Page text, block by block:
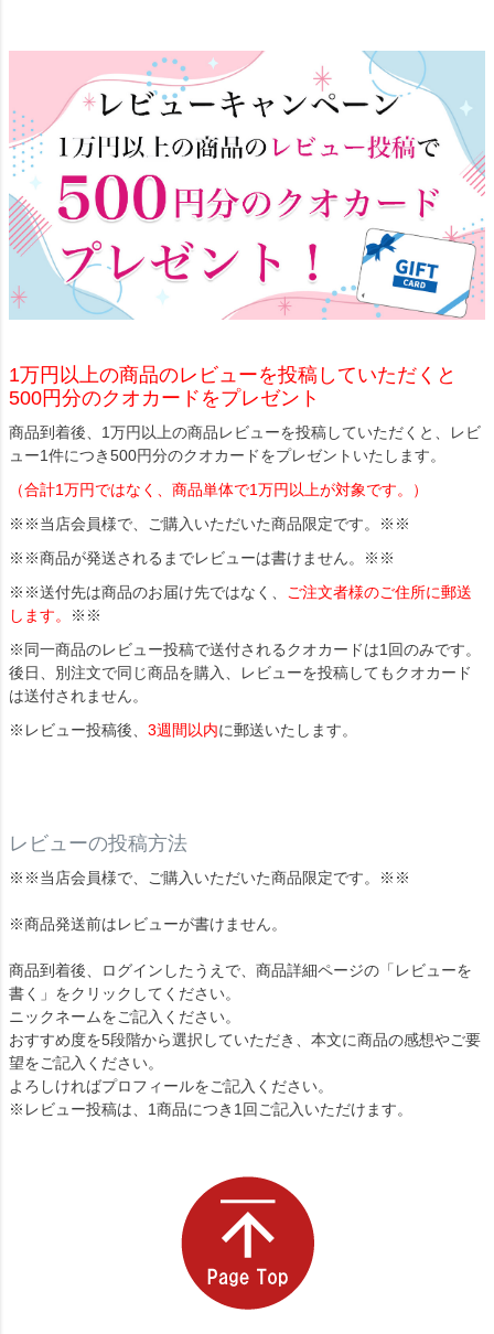
1万円以上の商品のレビューを投稿していただくと
500円分のクオカードをプレゼント
商品到着後、1万円以上の商品レビューを投稿していただくと、レビ
ュー1件につき500円分のクオカードをプレゼントいたします。
（合計1万円ではなく、商品単体で1万円以上が対象です。）
※※当店会員様で、ご購入いただいた商品限定です。※※
※※商品が発送されるまでレビューは書けません。※※
※※送付先は商品のお届け先ではなく、
ご注文者様のご住所に郵送
します。
※※
※同一商品のレビュー投稿で送付されるクオカードは1回のみです。
後日、別注文で同じ商品を購入、レビューを投稿してもクオカード
は送付されません。
※レビュー投稿後、 3週間以内に郵送いたします。
レビューの投稿方法
※※当店会員様で、ご購入いただいた商品限定です。※※
※商品発送前はレビューが書けません。
商品到着後、ログインしたうえで、商品詳細ページの「レビューを
書く」をクリックしてください。
ニックネームをご記入ください。
おすすめ度を5段階から選択していただき、本文に商品の感想やご要
望をご記入ください。
よろしければプロフィールをご記入ください。
※レビュー投稿は、1商品につき1回ご記入いただけます。